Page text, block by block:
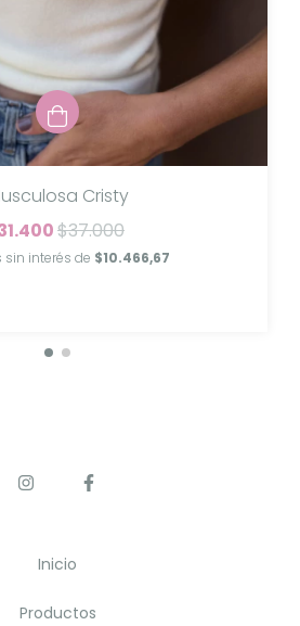
Cristy
$37.000
interés de $10.466,67
Inicio
Productos